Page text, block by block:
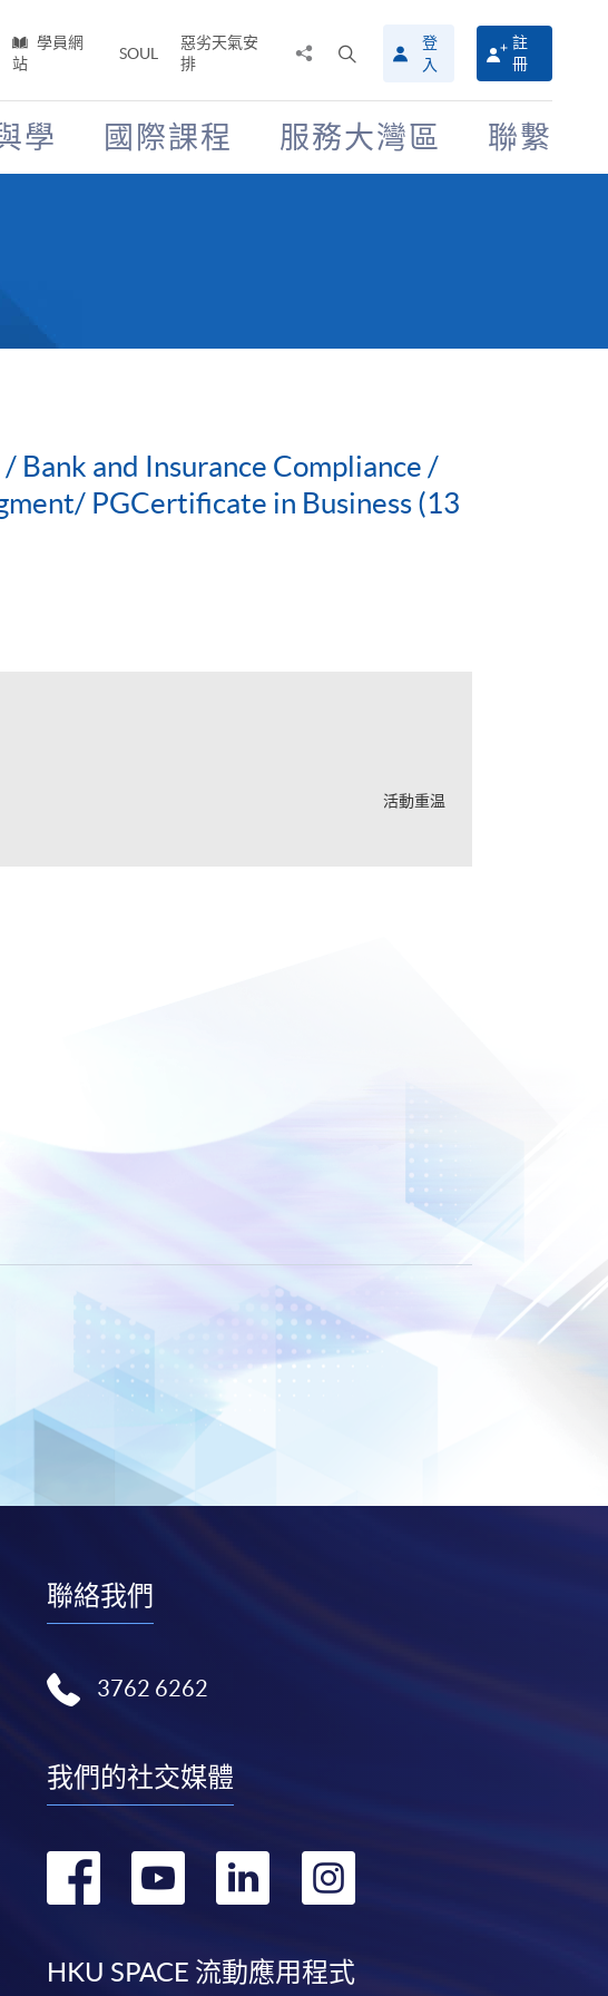
學員網
站
SOUL
惡劣天氣安
排
搜
尋
介
面
登
入
註
冊
學 國際課程 服務大灣區 聯繫
Bank and Insurance Compliance /
PGCertificate in Business (13
活動重温
聯絡我們
3762 6262
我們的社交媒體
轉
facebook
轉
youtube
轉
linkedininstagram
HKU SPACE 流動應用程式